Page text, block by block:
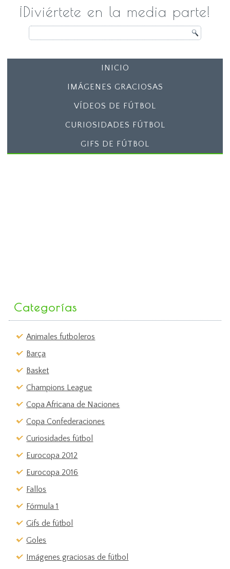
¡Diviértete en la media parte!
INICIO
IMÁGENES GRACIOSAS
VÍDEOS DE FÚTBOL
CURIOSIDADES FÚTBOL
GIFS DE FÚTBOL
Categorías
Animales futboleros
Barça
Basket
Champions League
Copa Africana de Naciones
Copa Confederaciones
Curiosidades fútbol
Eurocopa 2012
Eurocopa 2016
Fallos
Fórmula 1
Gifs de fútbol
Goles
Imágenes graciosas de fútbol